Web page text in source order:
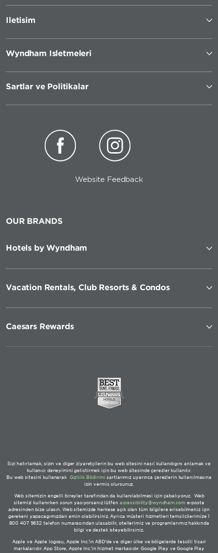
İletişim
Wyndham İşletmeleri
Şartlar ve Politikalar
Website Feedback
OUR BRANDS
Hotels by Wyndham
Vacation Rentals, Club Resorts & Condos
Caesars Rewards
Sizi hatırlamak, sizin ve diğer ziyaretçilerin bu web sitesini nasıl kullandığını anlamak ve
kullanıcı deneyimini geliştirmek için bu web sitesinde çerezler kullanılır.
Bu web sitesini kullanarak Gizlilik Bildirimi şartlarımız uyarınca çerezlerin kullanılmasına
izin vermiş olursunuz.
Web sitemizin engelli bireyler tarafından da kullanılabilmesi için çabalıyoruz. Web
sitemizi kullanırken sorun yaşıyorsanız lütfen accessibility@wyndham.come-posta
adresinden bize ulaşın. Web sitemizde herkese açık olan tüm bilgilere erişebilmeniz için
gerekeni yapacağımızdan emin olabilirsiniz. Ayrıca müşteri hizmetleri temsilcilerimize 1
800 407 9832 telefon numarasından ulaşabilir, otellerimiz ve programlarımız hakkında
bilgi ve destek isteyebilirsiniz.
Apple ve Apple logosu, Apple Inc.'in ABD'de ve diğer ülke ve bölgelerde tescilli ticari
markalarıdır. App Store, Apple Inc.'in hizmet markasıdır. Google Play ve Google Play